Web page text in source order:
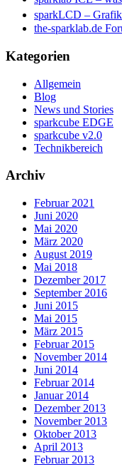
sparkLCD –
the-sparklab.de
Kategorien
Allgemein
Blog
News und Stories
sparkcube EDGE
sparkcube v2.0
Technikbereich
Archiv
Februar 2021
Juni 2020
Mai 2020
März 2020
August 2019
Mai 2018
Dezember 2017
September 2016
Juni 2015
Mai 2015
März 2015
Februar 2015
November 2014
Juni 2014
Februar 2014
Januar 2014
Dezember 2013
November 2013
Oktober 2013
April 2013
Februar 2013